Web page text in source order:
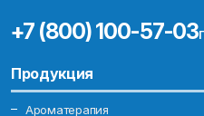
+7 (800) 100-57-03
Продукция
Ароматерапия